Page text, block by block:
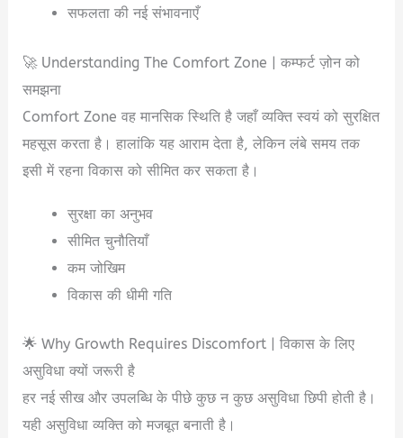
सफलता की नई संभावनाएँ
🚀 Understanding The Comfort Zone | कम्फर्ट ज़ोन को
समझना
Comfort Zone वह मानसिक स्थिति है जहाँ व्यक्ति स्वयं को सुरक्षित
महसूस करता है। हालांकि यह आराम देता है, लेकिन लंबे समय तक
इसी में रहना विकास को सीमित कर सकता है।
सुरक्षा का अनुभव
सीमित चुनौतियाँ
कम जोखिम
विकास की धीमी गति
🌟 Why Growth Requires Discomfort | विकास के लिए
असुविधा क्यों जरूरी है
हर नई सीख और उपलब्धि के पीछे कुछ न कुछ असुविधा छिपी होती है।
यही असुविधा व्यक्ति को मजबूत बनाती है।